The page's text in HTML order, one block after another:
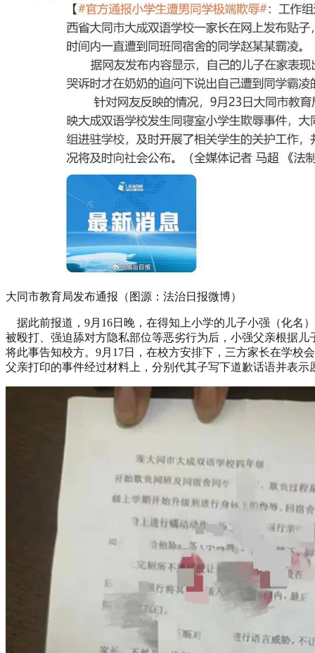
大同市教育局发布通报（图源：法治日报微博）
据此前报道，9月16日晚，在得知上小学的儿子小强（化名
被殴打、强迫舔对方隐私部位等恶劣行为后，小强父亲根据
将此事告知校方。9月17日，在校方安排下，三方家长在学校
父亲打印的事件经过材料上，分别代其子写下道歉话语并表示